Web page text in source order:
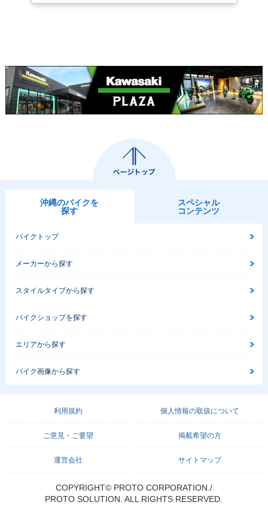
沖縄のバイクを
探す
スペシャル
コンテンツ
バイクトップ
メーカーから探す
スタイルタイプから探す
バイクショップを探す
エリアから探す
バイク画像から探す
利用規約 個人情報の取扱について
ご意見・ご要望 掲載希望の方
運営会社 サイトマップ
COPYRIGHT© PROTO CORPORATION./
PROTO SOLUTION. ALL RIGHTS RESERVED.